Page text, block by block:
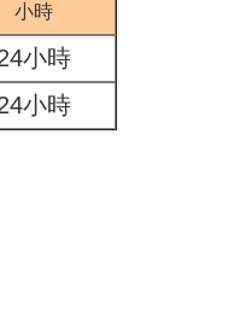
小時
小時
小時